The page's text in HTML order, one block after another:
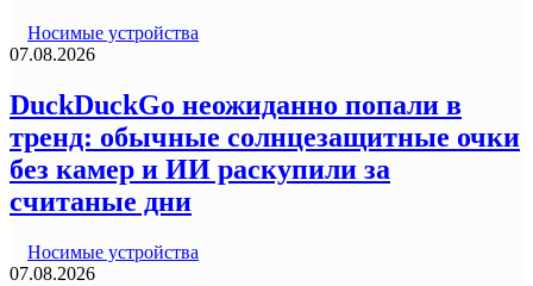
Носимые устройства
07.08.2026
DuckDuckGo неожиданно попали в
тренд: обычные солнцезащитные очки
без камер и ИИ раскупили за
считаные дни
Носимые устройства
07.08.2026